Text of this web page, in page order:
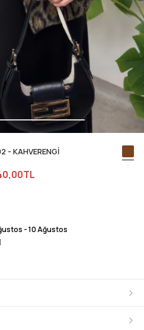
KAHVERENGİ
- 10 Ağustos